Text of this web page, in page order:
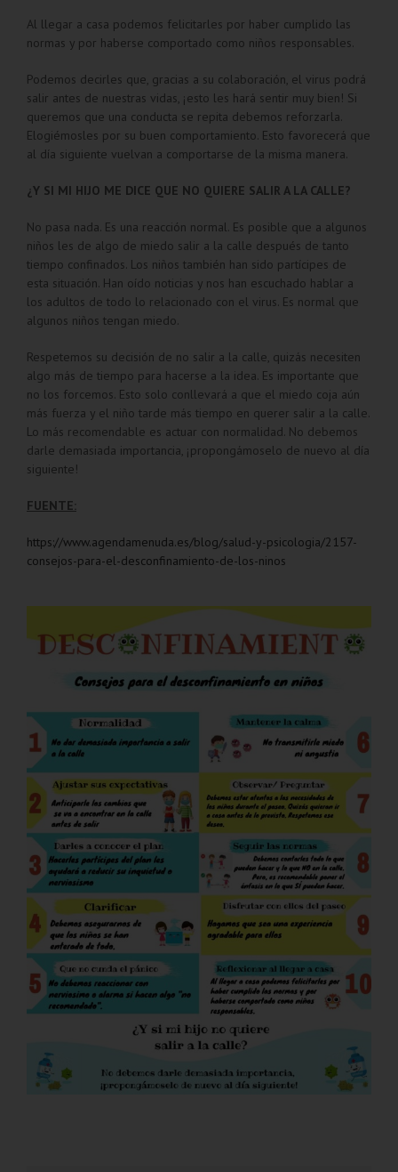
Al llegar a casa podemos felicitarles por haber cumplido las
normas y por haberse comportado como niños responsables.
Podemos decirles que, gracias a su colaboración, el virus podrá
salir antes de nuestras vidas, ¡esto les hará sentir muy bien! Si
queremos que una conducta se repita debemos reforzarla.
Elogiémosles por su buen comportamiento. Esto favorecerá que
al día siguiente vuelvan a comportarse de la misma manera.
¿Y SI MI HIJO ME DICE QUE NO QUIERE SALIR A LA CALLE?
No pasa nada. Es una reacción normal. Es posible que a algunos
niños les de algo de miedo salir a la calle después de tanto
tiempo confinados. Los niños también han sido partícipes de
esta situación. Han oído noticias y nos han escuchado hablar a
los adultos de todo lo relacionado con el virus. Es normal que
algunos niños tengan miedo.
Respetemos su decisión de no salir a la calle, quizás necesiten
algo más de tiempo para hacerse a la idea. Es importante que
no los forcemos. Esto solo conllevará a que el miedo coja aún
más fuerza y el niño tarde más tiempo en querer salir a la calle.
Lo más recomendable es actuar con normalidad. No debemos
darle demasiada importancia, ¡propongámoselo de nuevo al día
siguiente!
FUENTE:
https://www.agendamenuda.es/blog/salud-y-psicologia/2157-
consejos-para-el-desconfinamiento-de-los-ninos